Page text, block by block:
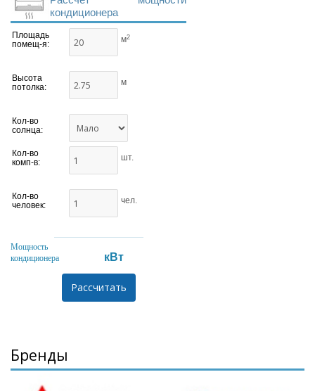
кондиционера
Площадь
помещ-я:
м2
Высота
потолка:
м
Кол-во
солнца:
Кол-во
комп-в:
шт.
Кол-во
человек:
чел.
Мощность
кондиционера
кВт
Бренды